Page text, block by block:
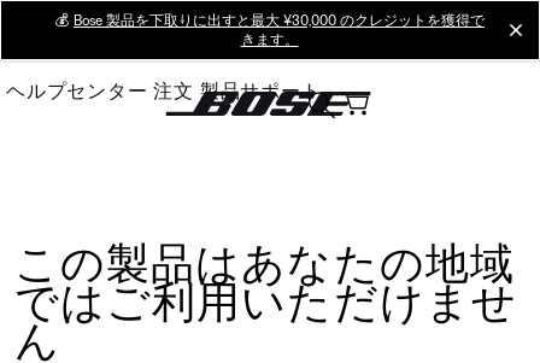
Main
💰 Bose 製品を下取りに出すと最大 ¥30,000 のクレジットを獲得で
きます。
ヘルプセンター 注文 製品サポート
この製品はあなたの地域
ではご利用いただけませ
ん